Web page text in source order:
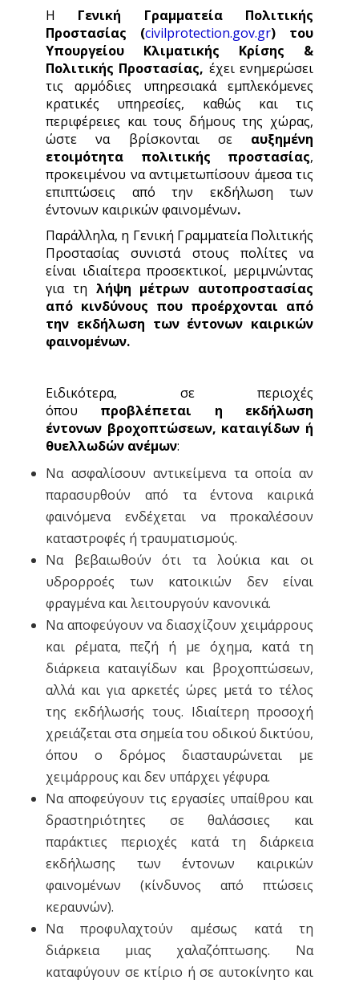
Η Γενική Γραμματεία Πολιτικής
Προστασίας (civilprotection.gov.gr)
του
Υπουργείου Κλιματικής Κρίσης &
Πολιτικής Προστασίας, έχει ενημερώσει
τις αρμόδιες υπηρεσιακά εμπλεκόμενες
κρατικές υπηρεσίες, καθώς και τις
περιφέρειες και τους δήμους της χώρας,
ώστε να βρίσκονται σε αυξημένη
ετοιμότητα πολιτικής προστασίας,
προκειμένου να αντιμετωπίσουν άμεσα τις
επιπτώσεις από την εκδήλωση των
έντονων καιρικών φαινομένων.
Παράλληλα, η Γενική Γραμματεία Πολιτικής
Προστασίας συνιστά στους πολίτες να
είναι ιδιαίτερα προσεκτικοί, μεριμνώντας
για τη λήψη μέτρων αυτοπροστασίας
από κινδύνους που προέρχονται από
την εκδήλωση των έντονων καιρικών
φαινομένων.
Ειδικότερα, σε περιοχές
όπου προβλέπεται η εκδήλωση
έντονων βροχοπτώσεων, καταιγίδων ή
θυελλωδών ανέμων:
Να ασφαλίσουν αντικείμενα τα οποία αν
παρασυρθούν από τα έντονα καιρικά
φαινόμενα ενδέχεται να προκαλέσουν
καταστροφές ή τραυματισμούς.
Να βεβαιωθούν ότι τα λούκια και οι
υδρορροές των κατοικιών δεν είναι
φραγμένα και λειτουργούν κανονικά.
Να αποφεύγουν να διασχίζουν χειμάρρους
και ρέματα, πεζή ή με όχημα, κατά τη
διάρκεια καταιγίδων και βροχοπτώσεων,
αλλά και για αρκετές ώρες μετά το τέλος
της εκδήλωσής τους. Ιδιαίτερη προσοχή
χρειάζεται στα σημεία του οδικού δικτύου,
όπου ο δρόμος διασταυρώνεται με
χειμάρρους και δεν υπάρχει γέφυρα.
Να αποφεύγουν τις εργασίες υπαίθρου και
δραστηριότητες σε θαλάσσιες και
παράκτιες περιοχές κατά τη διάρκεια
εκδήλωσης των έντονων καιρικών
φαινομένων (κίνδυνος από πτώσεις
κεραυνών).
Να προφυλαχτούν αμέσως κατά τη
διάρκεια μιας χαλαζόπτωσης. Να
καταφύγουν σε κτίριο ή σε αυτοκίνητο και